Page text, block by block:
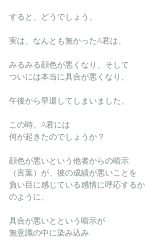
すると、どうでしょう。
実は、なんとも無かったA君は、
みるみる顔色が悪くなり、そして
ついには本当に具合が悪くなり、
午後から早退してしまいました。
この時、A君には
何が起きたのでしょうか？
顔色が悪いという他者からの暗示
（言葉）が、彼の成績が悪いことを
負い目に感じている感情に呼応するか
のように、
具合が悪いとという暗示が
無意識の中に染み込み